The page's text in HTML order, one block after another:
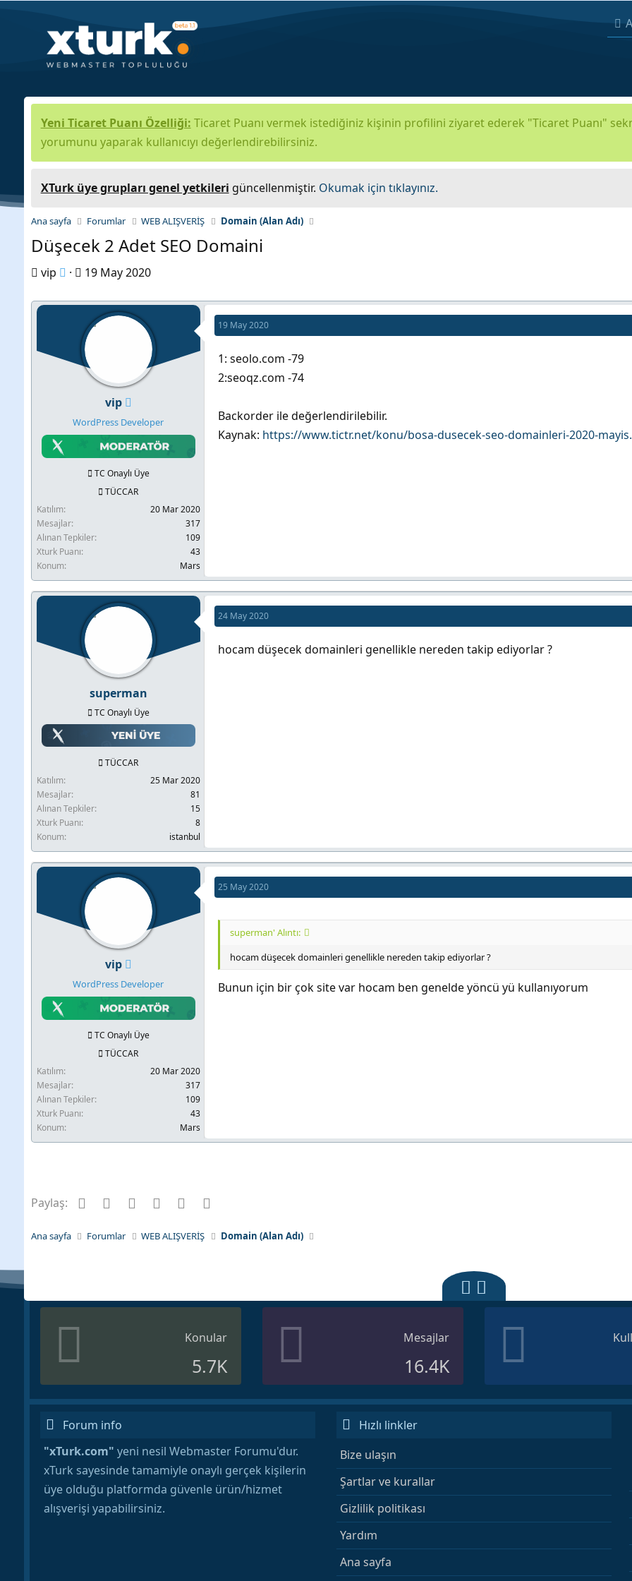
Yeni Ticaret Puanı Özelliği: Ticaret Puanı vermek istediğiniz kişinin profilini ziyaret ederek "Ticaret Puanı"
yorumunu yaparak kullanıcıyı değerlendirebilirsiniz.
XTurk üye grupları genel yetkileri güncellenmiştir. Okumak için tıklayınız.
Ana sayfa Forumlar WEB ALIŞVERİŞ Domain (Alan Adı)
Düşecek 2 Adet SEO Domaini
K
n
u
ş
a
n
vip
B
ş
l
a
n
ç
a
r
i
19 May 2020
vip
WordPress Developer
TC Onaylı Üye
TÜCCAR
Katılım
20 Mar 2020
Mesajlar
317
Alınan Tepkiler
109
Xturk Puanı
43
Konum
Mars
19 May 2020
1: seolo.com -79
2:seoqz.com -74
Backorder ile değerlendirilebilir.
Kaynak: https://www.tictr.net/konu/bosa-dusecek-seo-domainleri-2020-
superman
TC Onaylı Üye
TÜCCAR
Katılım
25 Mar 2020
Mesajlar
81
Alınan Tepkiler
15
Xturk Puanı
8
Konum
istanbul
24 May 2020
hocam düşecek domainleri genellikle nereden takip ediyorlar ?
vip
WordPress Developer
TC Onaylı Üye
TÜCCAR
Katılım
20 Mar 2020
Mesajlar
317
Alınan Tepkiler
109
Xturk Puanı
43
Konum
Mars
25 May 2020
superman' Alıntı:
hocam düşecek domainleri genellikle nereden takip ediyorlar ?
Bunun için bir çok site var hocam ben genelde yöncü yü kullanıyorum
Paylaş: Facebook
TwitterPinterest
TumblrWhatsApp
Ana sayfa Forumlar WEB ALIŞVERİŞ Domain (Alan Adı)
Konular
5.7K
Mesajlar
16.4K
Forum info
"xTurk.com" yeni nesil Webmaster Forumu'dur.
xTurk sayesinde tamamiyle onaylı gerçek kişilerin
üye olduğu platformda güvenle ürün/hizmet
alışverişi yapabilirsiniz.
Hızlı linkler
Bize ulaşın
Şartlar ve kurallar
Gizlilik politikası
Yardım
Ana sayfa